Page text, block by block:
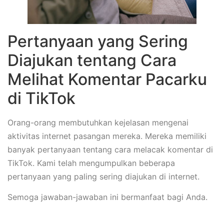
Pertanyaan yang Sering
Diajukan tentang Cara
Melihat Komentar Pacarku
di TikTok
Orang-orang membutuhkan kejelasan mengenai
aktivitas internet pasangan mereka. Mereka memiliki
banyak pertanyaan tentang cara melacak komentar di
TikTok. Kami telah mengumpulkan beberapa
pertanyaan yang paling sering diajukan di internet.
Semoga jawaban-jawaban ini bermanfaat bagi Anda.